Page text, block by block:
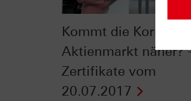
Kommt die Korrektur
Aktienmarkt näher?
Zertifikate vom
20.07.2017